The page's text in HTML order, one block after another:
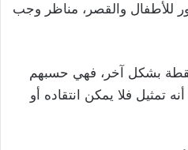
للأطفال والقصر، مناظر وجب
بشكل آخر، فهي حسبهم
تمثيل فلا يمكن انتقاده أو